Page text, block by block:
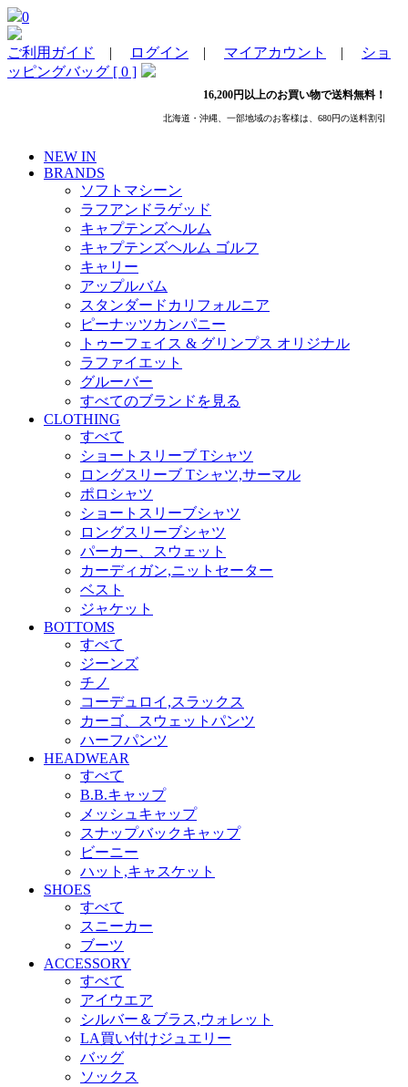
0
ご利用ガイド | ログイン | マイアカウント |
ショ
ッピングバッグ [ 0 ]
16,200円以上のお買い物で送料無料！
北海道・沖縄、一部地域のお客様は、680円の送料割引
NEW IN
BRANDS
ソフトマシーン
ラフアンドラゲッド
キャプテンズヘルム
キャプテンズヘルム ゴルフ
キャリー
アップルバム
スタンダードカリフォルニア
ピーナッツカンパニー
トゥーフェイス & グリンプス オリジナル
ラファイエット
グルーバー
すべてのブランドを見る
CLOTHING
すべて
ショートスリーブ Tシャツ
ロングスリーブ Tシャツ,サーマル
ポロシャツ
ショートスリーブシャツ
ロングスリーブシャツ
パーカー、スウェット
カーディガン,ニットセーター
ベスト
ジャケット
BOTTOMS
すべて
ジーンズ
チノ
コーデュロイ,スラックス
カーゴ、スウェットパンツ
ハーフパンツ
HEADWEAR
すべて
B.B.キャップ
メッシュキャップ
スナップバックキャップ
ビーニー
ハット,キャスケット
SHOES
すべて
スニーカー
ブーツ
ACCESSORY
すべて
アイウエア
シルバー＆ブラス,ウォレット
LA買い付けジュエリー
バッグ
ソックス